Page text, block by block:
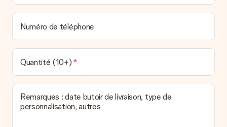
Numéro de téléphone
Quantité (10+)
Remarques : date butoir de livraison, type de
personnalisation, autres